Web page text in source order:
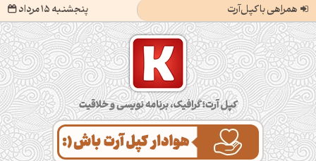
همراهی با کپل‌آرت پنجشنبه 15 مرداد
کپل‌آرت؛ گرافیک، برنامه‌نویسی و خلاقیت